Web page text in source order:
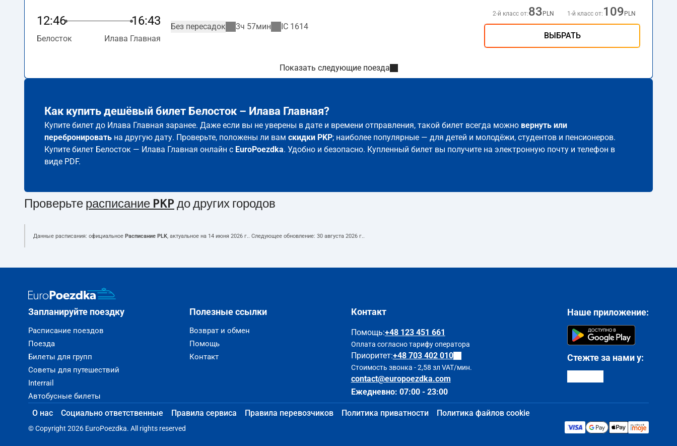
12:46 16:43
Белосток Илава Главная
Без пересадок 3ч 57мин IC 1614
2-й класс от:83 PLN 1-й класс от: 109 PLN
ВЫБРАТЬ
Показать следующие поезда
Как купить дешёвый билет Белосток – Илава Главная?
Купите билет до Илава Главная заранее. Даже если вы не уверены в дате и времени отправления, такой билет всегда можно вернуть или
перебронировать на другую дату. Проверьте, положены ли вам скидки PKP; наиболее популярные — для детей и молодёжи, студентов и пенсионеров.
Купите билет Белосток — Илава Главная онлайн с EuroPoezdka. Удобно и безопасно. Купленный билет вы получите на электронную почту и телефон в
виде PDF.
Проверьте расписание PKP до других городов
Данные расписания: официальное Расписание PLK, актуальное на 14 июня 2026 г.. Следующее обновление: 30 августа 2026 г..
Запланируйте поездку
Расписание поездов
Поезда
Билеты для групп
Советы для путешествий
Interrail
Автобусные билеты
Полезные ссылки
Возврат и обмен
Помощь
Контакт
Контакт
Помощь:+48 123 451 661
Оплата согласно тарифу оператора
Приоритет:+48 703 402 010
Стоимость звонка - 2,58 зл VAT/мин.
contact@europoezdka.com
Ежедневно: 07:00 - 23:00
Наше приложение:
Стежте за нами у:
О нас Социально ответственные Правила сервиса Правила перевозчиков Политика приватности Политика файлов cookie
© Copyright 2026 EuroPoezdka. All rights reserved